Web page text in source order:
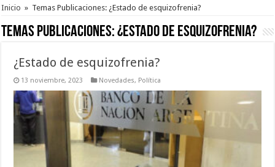
Inicio » Temas Publicaciones: ¿Estado de esquizofrenia?
Temas Publicaciones:¿Estado de esquizofrenia?
¿Estado de esquizofrenia?
13 noviembre, 2023 Novedades, Política